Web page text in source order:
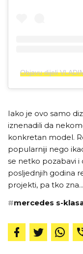
Objavu dijeli
Iako je ovo samo
iznenadili da
konkretan model.
popularniji nego
se netko pozabavi i
posljednjih godina
projekti, pa tko zna...
#mercedes s-